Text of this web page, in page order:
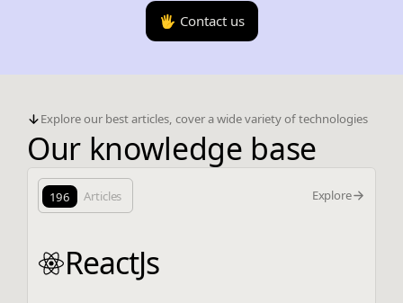
🖐️ Contact us
Explore our best articles, cover a wide variety of technologies
Our knowledge base
196 Articles Explore
ReactJs